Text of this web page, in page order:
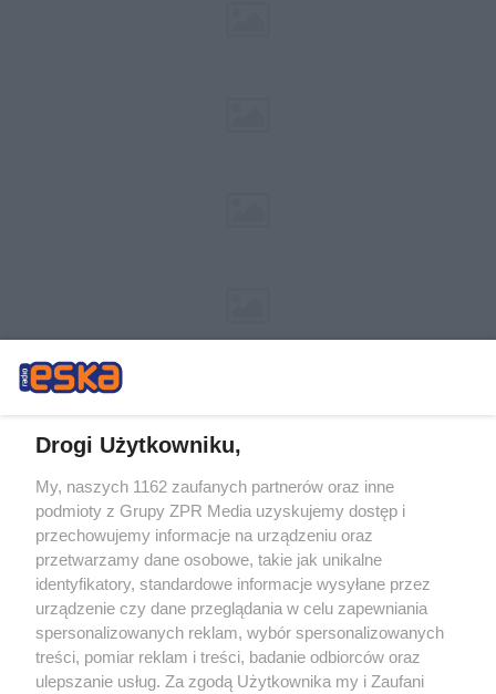
Żaden utwór zamieszczony w serwisie nie może być powielany i
rozpowszechniany lub dalej rozpowszechniany w jakikolwiek sposób (w
tym także elektroniczny lub mechaniczny) na jakimkolwiek polu
eksploatacji w jakiejkolwiek formie, włącznie z umieszczaniem w Internecie
bez pisemnej zgody właściciela praw. Jakiekolwiek użycie lub
wykorzystanie utworów w całości lub w części z naruszeniem prawa, tzn.
bez właściwej zgody, jest zabronione pod groźbą kary i może być ścigane
prawnie.
Drogi Użytkowniku,
My, naszych 1162 zaufanych partnerów oraz inne
podmioty z Grupy ZPR Media uzyskujemy dostęp i
przechowujemy informacje na urządzeniu oraz
przetwarzamy dane osobowe, takie jak unikalne
identyfikatory, standardowe informacje wysyłane przez
urządzenie czy dane przeglądania w celu zapewniania
spersonalizowanych reklam, wybór spersonalizowanych
treści, pomiar reklam i treści, badanie odbiorców oraz
ulepszanie usług. Za zgodą Użytkownika my i Zaufani